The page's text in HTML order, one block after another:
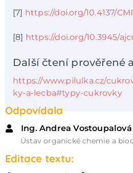
[7] https://doi.org/10.4137/
[8] https://doi.org/10.3945/
Další čtení prověřené
https://www.pilulka.cz/
ky-a-lecba#typy-cukrovky
Odpovídala
Ing. Andrea Vostoupalová
Ústav organické chemie a
Editace textu: